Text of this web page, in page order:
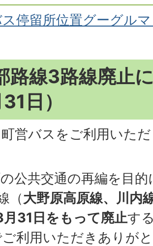
停留所位置グーグル
路線3路線廃止
日）
営バスをご利用いた
公共交通の再編を目
（大野原高原線、川内
31日をもって廃止す
利用いただきありが